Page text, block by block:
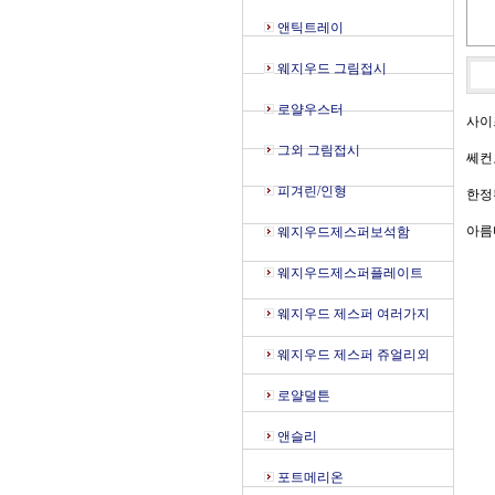
앤틱트레이
웨지우드 그림접시
로얄우스터
그외 그림접시
피겨린/인형
웨지우드제스퍼보석함
웨지우드제스퍼플레이트
웨지우드 제스퍼 여러가지
웨지우드 제스퍼 쥬얼리외
로얄덜튼
앤슬리
포트메리온
사
쎄
한
아